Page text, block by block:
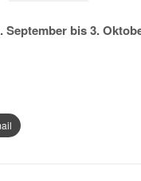
bis 3.